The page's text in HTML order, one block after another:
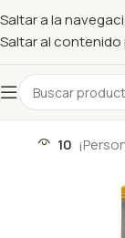
Saltar a la
Saltar al contenido
10